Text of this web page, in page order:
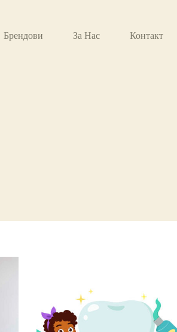
Брендови За Нас Контакт